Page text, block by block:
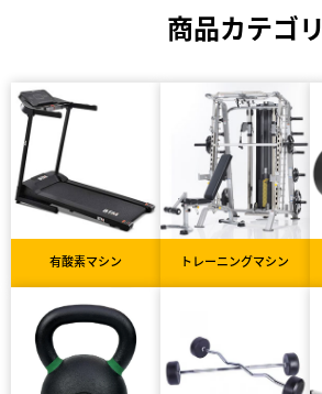
商品カテゴリ
有酸素マシン トレーニングマシン